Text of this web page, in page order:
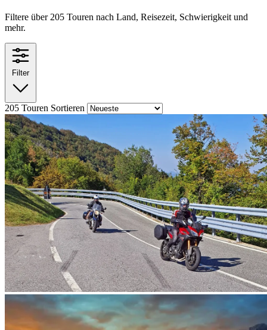
Filtere über 205 Touren nach Land, Reisezeit, Schwierigkeit und
mehr.
Filter
205 Touren Sortieren